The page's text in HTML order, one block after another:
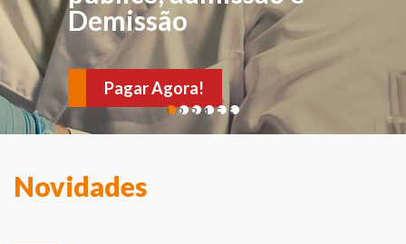
Demissão
Pagar Agora!
Para avaliações e
verificações de sintomas
e sinais sugestivos de
várias doenças. Agende
1 2 3 4 5 6
Novidades